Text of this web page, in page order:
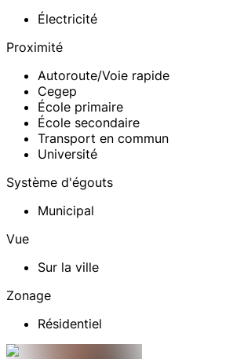
Électricité
Proximité
Autoroute/Voie rapide
Cegep
École primaire
École secondaire
Transport en commun
Université
Système d'égouts
Municipal
Vue
Sur la ville
Zonage
Résidentiel